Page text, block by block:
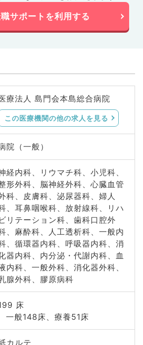
サポートを利用する
療法人 島門会本島総合病院
この医療機関の他の求人を見る
院（一般）
経内科、リウマチ科、小児科、
形外科、脳神経外科、心臓血管
科、皮膚科、泌尿器科、婦人
、耳鼻咽喉科、放射線科、リハ
ビリテーション科、歯科口腔外
、麻酔科、人工透析科、一般内
、循環器内科、呼吸器内科、消
器内科、内分泌・代謝内科、血
内科、一般外科、消化器外科、
腺外科、膠原病科
床
一般148床、療養51床
カルテ